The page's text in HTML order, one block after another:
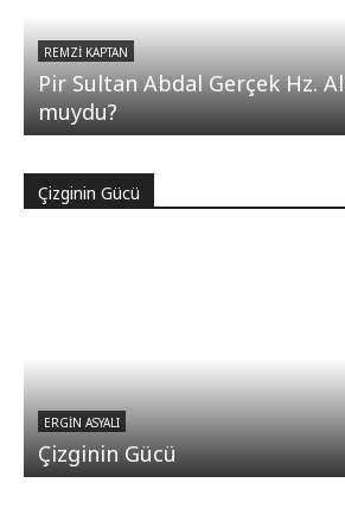
REMZI KAPTAN
Pir Sultan Abdal Gerçek Hz.
muydu?
Çizginin Gücü
ERGIN ASYALI
Çizginin Gücü